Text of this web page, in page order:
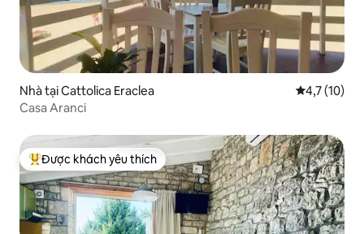
Nhà tại Cattolica Eraclea Xếp hạng
4,7 (10)
Casa Aranci
Được khách yêu thích nhất
Được khách yêu thích